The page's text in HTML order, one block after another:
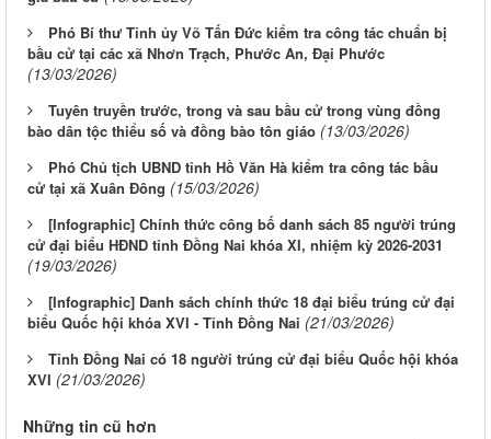
Phó Bí thư Tỉnh ủy Võ Tấn Đức kiểm tra công tác chuẩn bị
bầu cử tại các xã Nhơn Trạch, Phước An, Đại Phước
(13/03/2026)
Tuyên truyền trước, trong và sau bầu cử trong vùng đồng
bào dân tộc thiểu số và đồng bào tôn giáo (13/03/2026)
Phó Chủ tịch UBND tỉnh Hồ Văn Hà kiểm tra công tác bầu
cử tại xã Xuân Đông (15/03/2026)
[Infographic] Chính thức công bố danh sách 85 người trúng
cử đại biểu HĐND tỉnh Đồng Nai khóa XI, nhiệm kỳ 2026-2031
(19/03/2026)
[Infographic] Danh sách chính thức 18 đại biểu trúng cử đại
biểu Quốc hội khóa XVI - Tỉnh Đồng Nai (21/03/2026)
Tỉnh Đồng Nai có 18 người trúng cử đại biểu Quốc hội khóa
XVI (21/03/2026)
Những tin cũ hơn